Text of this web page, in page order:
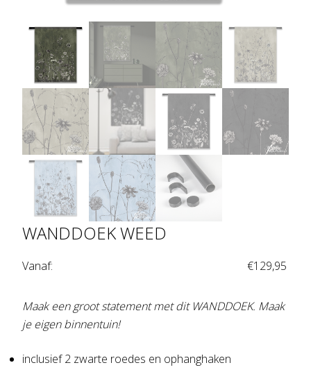
WANDDOEK WEED
Vanaf: €129,95
Maak een groot statement met dit WANDDOEK. Maak
je eigen binnentuin!
inclusief 2 zwarte roedes en ophanghaken